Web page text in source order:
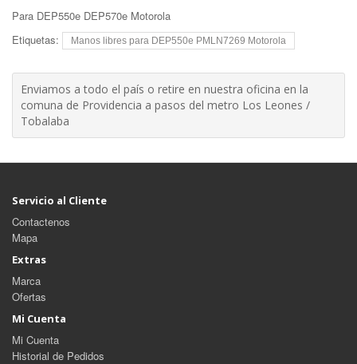
Para DEP550e DEP570e Motorola
Etiquetas:
Manos libres para DEP550e PMLN7269 Motorola
Enviamos a todo el país o retire en nuestra oficina en la
comuna de Providencia a pasos del metro Los Leones /
Tobalaba
Servicio al Cliente
Contactenos
Mapa
Extras
Marca
Ofertas
Mi Cuenta
Mi Cuenta
Historial de Pedidos